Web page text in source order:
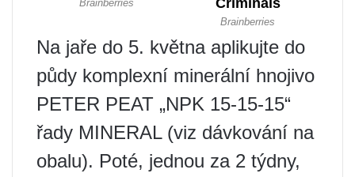
Na jaře do 5. května aplikujte do
půdy komplexní minerální hnojivo
PETER PEAT „NPK 15-15-15“
řady MINERAL (viz dávkování na
obalu). Poté, jednou za 2 týdny,